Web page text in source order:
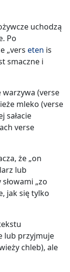
uchodzą
Po
„vers eten is
smaczne i
warzywa (verse
mleko (verse
sałacie
verse
że „on
lub
„zo
jak się tylko
lub przyjmuje
chleb), ale